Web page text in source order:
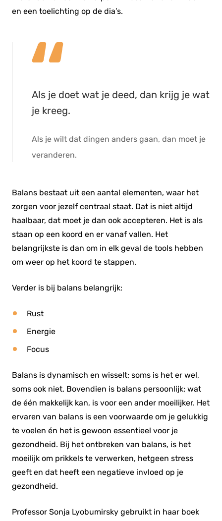
en een toelichting op de dia’s.
Als je doet wat je deed, dan krijg je wat
je kreeg.
Als je wilt dat dingen anders gaan, dan moet je
veranderen.
Balans bestaat uit een aantal elementen, waar het
zorgen voor jezelf centraal staat. Dat is niet altijd
haalbaar, dat moet je dan ook accepteren. Het is als
staan op een koord en er vanaf vallen. Het
belangrijkste is dan om in elk geval de tools hebben
om weer op het koord te stappen.
Verder is bij balans belangrijk:
Rust
Energie
Focus
Balans is dynamisch en wisselt; soms is het er wel,
soms ook niet. Bovendien is balans persoonlijk; wat
de één makkelijk kan, is voor een ander moeilijker. Het
ervaren van balans is een voorwaarde om je gelukkig
te voelen én het is gewoon essentieel voor je
gezondheid. Bij het ontbreken van balans, is het
moeilijk om prikkels te verwerken, hetgeen stress
geeft en dat heeft een negatieve invloed op je
gezondheid.
Professor Sonja Lyobumirsky gebruikt in haar boek